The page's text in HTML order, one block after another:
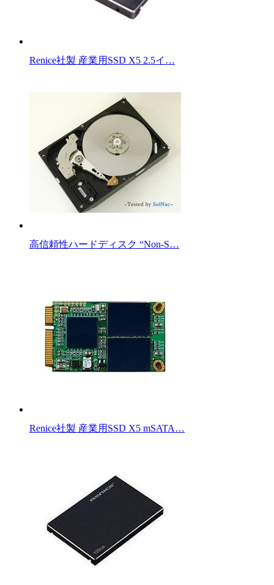
Renice社製 産業用SSD X5 2.5イ…
高信頼性ハードディスク “Non-S…
Renice社製 産業用SSD X5 mSATA…